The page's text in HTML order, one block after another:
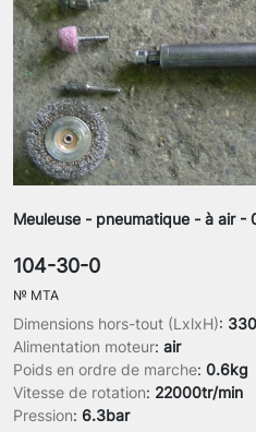
Meuleuse - pneumatique - à air
Dimensions hors-tout (LxlxH):
Alimentation moteur: air
Poids en ordre de marche: 0.6kg
Vitesse de rotation: 22000tr/min
Pression: 6.3bar
104-30-0
№ MTA